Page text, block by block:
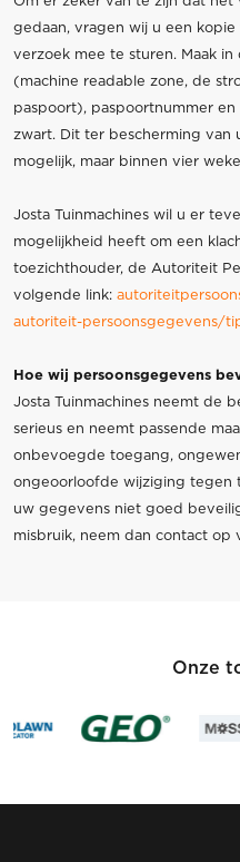
gedaan, vragen wij u een
verzoek mee te sturen. Maak
(machine readable zone, de
paspoort), paspoortnummer
zwart. Dit ter bescherming van
mogelijk, maar binnen vier
Josta Tuinmachines wil u er
mogelijkheid heeft om een
toezichthouder, de Autoriteit
volgende link:
autoriteit-persoonsgegevens/
Hoe wij persoonsgegevens
Josta Tuinmachines neemt de
serieus en neemt passende
onbevoegde toegang,
ongeoorloofde wijziging tegen
uw gegevens niet goed
misbruik, neem dan contact op
Onze